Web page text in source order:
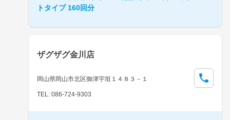
トタイプ 160回分
ザグザグ金川店
岡山県岡山市北区御津宇垣１４８３－１
TEL: 086-724-9303